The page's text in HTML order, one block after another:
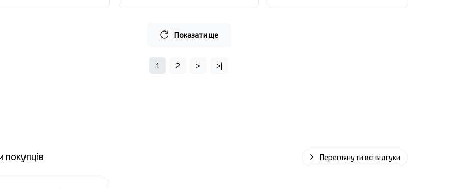
Показати ще
1 2 > >|
покупців Переглянути всі відгуки